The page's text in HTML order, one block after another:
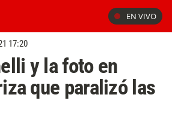
EN VIVO
17:20
y la foto en
que paralizó las